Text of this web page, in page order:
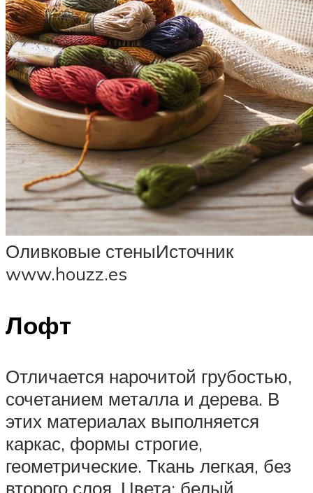
Оливковые стеныИсточник
www.houzz.es
Лофт
Отличается нарочитой грубостью,
сочетанием металла и дерева. В
этих материалах выполняется
каркас, формы строгие,
геометрические. Ткань легкая, без
второго слоя. Цвета: белый,